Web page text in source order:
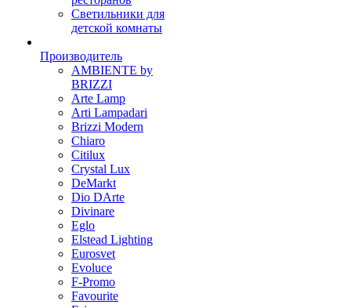
Светильники для
детской комнаты
Производитель
AMBIENTE by
BRIZZI
Arte Lamp
Arti Lampadari
Brizzi Modern
Chiaro
Citilux
Crystal Lux
DeMarkt
Dio DArte
Divinare
Eglo
Elstead Lighting
Eurosvet
Evoluce
F-Promo
Favourite